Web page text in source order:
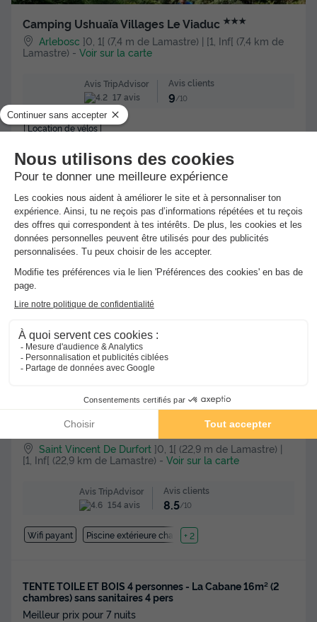
Camping Ushuaïa Villages Le Viaduc ★★★
Arlebosc ]0, 1[ (7,4 m de Lamastre) | [1, Inf[ (7,4 km de
Lamastre) - Voir sur la carte
Avis TripAdvisor
17 avis
Avis clients
9/10
Location de vélos
HÉBERGEMENT INSOLITE 2 personnes - Tente Bivouac
Meilleur prix pour 7 nuits
175 €
Voir les hébergements
Camping Coeur d'Ardèche
Saint Vincent De Durfort ]0, 1[ (22,9 m de Lamastre) |
[1, Inf[ (22,9 km de Lamastre) - Voir sur la carte
Avis TripAdvisor
154 avis
Avis clients
8.5/10
Wifi payant Piscine extérieure chauffée
+ 2
TENTE TOILE ET BOIS 4 personnes - La Cabane 16m² (2
chambres) sans sanitaires 4 pers
Meilleur prix pour 7 nuits